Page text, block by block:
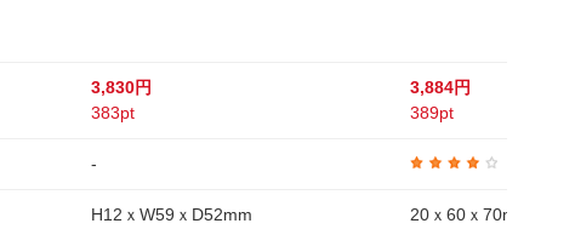
3,830円
383pt
-
H12ｘW59ｘD52mm
3,884円
389pt
20ｘ60ｘ70mm(突